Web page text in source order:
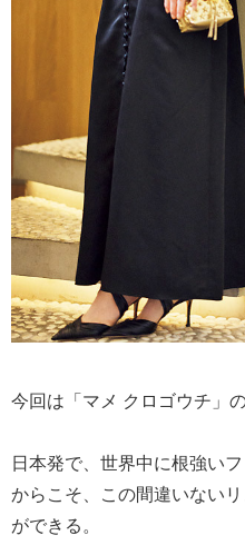
今回は「マメ クロゴウチ」
日本発で、世界中に根強い
からこそ、この間違いない
ができる。